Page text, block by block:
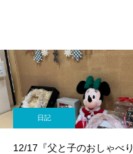
日記
12/17『父と子のおしゃべり